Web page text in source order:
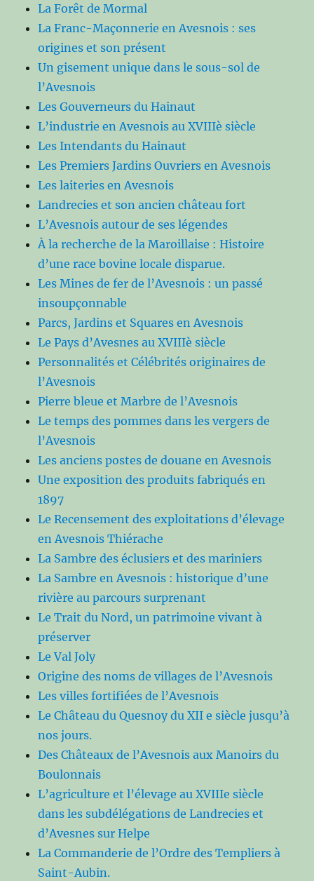
La Forêt de Mormal
La Franc-Maçonnerie en Avesnois : ses
origines et son présent
Un gisement unique dans le sous-sol de
l’Avesnois
Les Gouverneurs du Hainaut
L’industrie en Avesnois au XVIIIè siècle
Les Intendants du Hainaut
Les Premiers Jardins Ouvriers en Avesnois
Les laiteries en Avesnois
Landrecies et son ancien château fort
L’Avesnois autour de ses légendes
À la recherche de la Maroillaise : Histoire
d’une race bovine locale disparue.
Les Mines de fer de l’Avesnois : un passé
insoupçonnable
Parcs, Jardins et Squares en Avesnois
Le Pays d’Avesnes au XVIIIè siècle
Personnalités et Célébrités originaires de
l’Avesnois
Pierre bleue et Marbre de l’Avesnois
Le temps des pommes dans les vergers de
l’Avesnois
Les anciens postes de douane en Avesnois
Une exposition des produits fabriqués en
1897
Le Recensement des exploitations d’élevage
en Avesnois Thiérache
La Sambre des éclusiers et des mariniers
La Sambre en Avesnois : historique d’une
rivière au parcours surprenant
Le Trait du Nord, un patrimoine vivant à
préserver
Le Val Joly
Origine des noms de villages de l’Avesnois
Les villes fortifiées de l’Avesnois
Le Château du Quesnoy du XII e siècle jusqu’à
nos jours.
Des Châteaux de l’Avesnois aux Manoirs du
Boulonnais
L’agriculture et l’élevage au XVIIIe siècle
dans les subdélégations de Landrecies et
d’Avesnes sur Helpe
La Commanderie de l’Ordre des Templiers à
Saint-Aubin.